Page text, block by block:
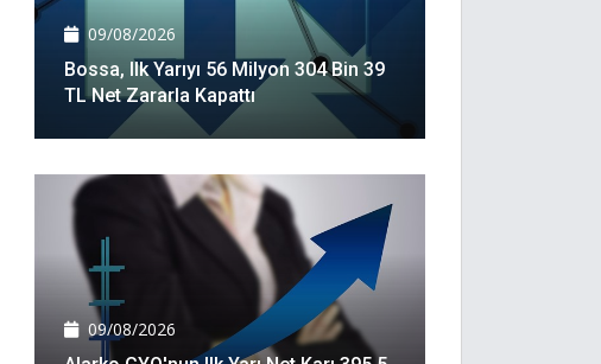
09/08/2026
Bossa, Ilk Yarıyı 56 Milyon 304 Bin 39
TL Net Zararla Kapattı
09/08/2026